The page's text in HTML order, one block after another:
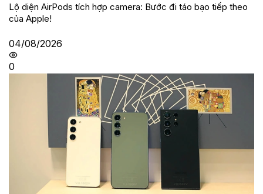
Lộ diện AirPods tích hợp camera: Bước đi táo bạo tiếp theo
của Apple!
04/08/2026
0